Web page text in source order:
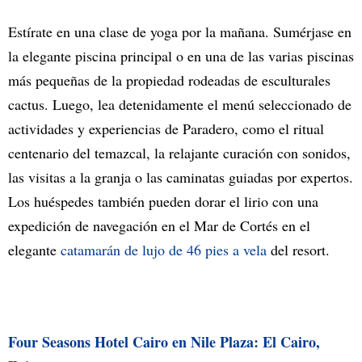
Estírate en una clase de yoga por la mañana. Sumérjase en
la elegante piscina principal o en una de las varias piscinas
más pequeñas de la propiedad rodeadas de esculturales
cactus. Luego, lea detenidamente el menú seleccionado de
actividades y experiencias de Paradero, como el ritual
centenario del temazcal, la relajante curación con sonidos,
las visitas a la granja o las caminatas guiadas por expertos.
Los huéspedes también pueden dorar el lirio con una
expedición de navegación en el Mar de Cortés en el
elegante catamarán de lujo de 46 pies a vela del resort.
Four Seasons Hotel Cairo en Nile Plaza: El Cairo,